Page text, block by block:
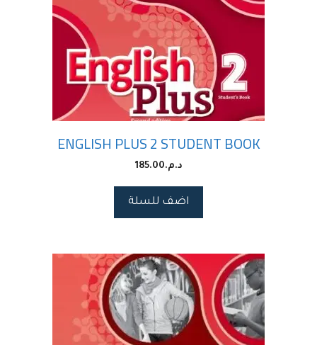
ENGLISH PLUS 2 STUDENT BOOK
د.م.185.00
اضف للسلة